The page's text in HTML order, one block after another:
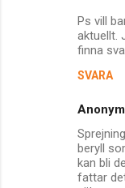
Ps vill
aktuellt.
finna
SVARA
Anonym
beryll
kan bli
fattar